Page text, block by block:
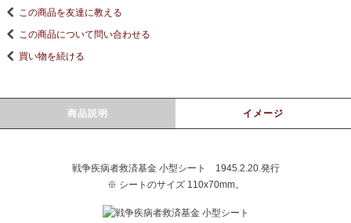
この商品を友達に教える
この商品について問い合わせる
買い物を続ける
商品説明 イメージ
戦争疾病者救済基金 小型シート 1945.2.20.発行
※ シートのサイズ 110x70mm。